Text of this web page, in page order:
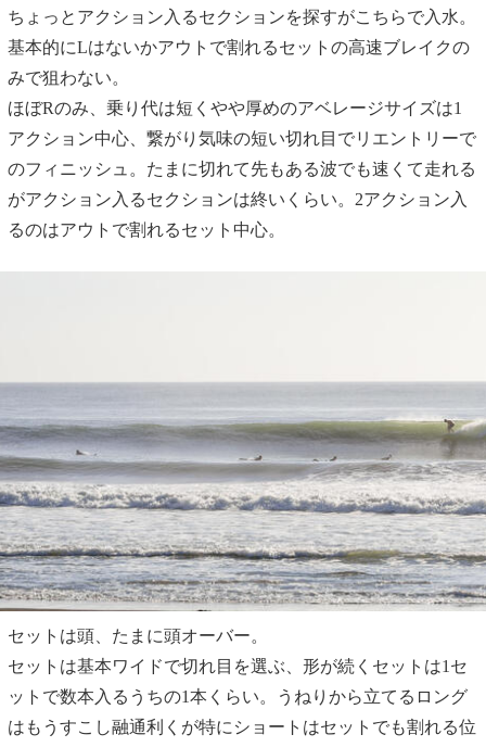
ちょっとアクション入るセクションを探すがこちらで入水。
基本的にLはないかアウトで割れるセットの高速ブレイクの
みで狙わない。
ほぼRのみ、乗り代は短くやや厚めのアベレージサイズは1
アクション中心、繋がり気味の短い切れ目でリエントリーで
のフィニッシュ。たまに切れて先もある波でも速くて走れる
がアクション入るセクションは終いくらい。2アクション入
るのはアウトで割れるセット中心。
セットは頭、たまに頭オーバー。
セットは基本ワイドで切れ目を選ぶ、形が続くセットは1セ
ットで数本入るうちの1本くらい。うねりから立てるロング
はもうすこし融通利くが特にショートはセットでも割れる位